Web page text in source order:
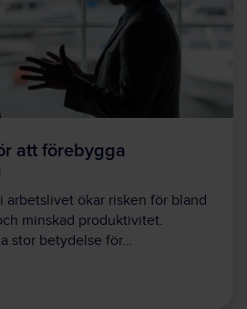
att förebygga
ökar risken för bland
minskad produktivitet.
stor betydelse för…